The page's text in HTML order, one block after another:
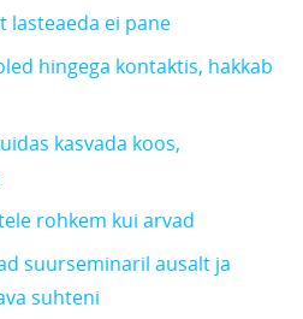
lasteaeda ei pane
hingega kontaktis, hakkab
kasvada koos,
rohkem kui arvad
suurseminaril ausalt ja
suhteni